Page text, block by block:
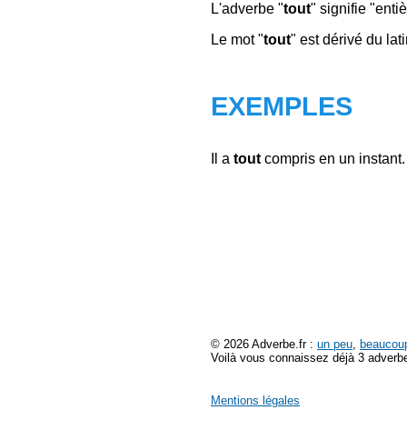
L'adverbe "tout" signifie
Le mot "tout" est dérivé du
EXEMPLES
Il a tout compris en un instant.
© 2026 Adverbe.fr : un peu,
Voilà vous connaissez déjà 3
Mentions légales